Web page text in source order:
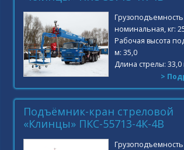
Грузоподъемность
номинальная, кг:
Рабочая высота
м: 35,0
Длина стрелы: 33,0
>
Подъёмник-кран стреловой
«Клинцы» ПКС-55713-4К-4В
Грузоподъемность